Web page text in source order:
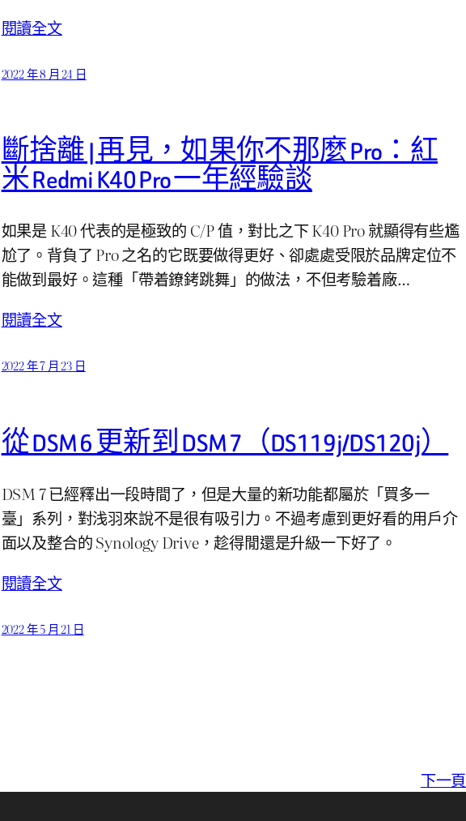
閱讀全文
2022 年 8 月 24 日
斷捨離 | 再見，如果你不那麼 Pro：紅
米 Redmi K40 Pro 一年經驗談
如果是 K40 代表的是極致的 C/P 值，對比之下 K40 Pro 就顯得有些尷
尬了。背負了 Pro 之名的它既要做得更好、卻處處受限於品牌定位不
能做到最好。這種「帶着鐐銬跳舞」的做法，不但考驗着廠…
閱讀全文
2022 年 7 月 23 日
從 DSM 6 更新到 DSM 7（DS119j/DS120j）
DSM 7 已經釋出一段時間了，但是大量的新功能都屬於「買多一
臺」系列，對浅羽來說不是很有吸引力。不過考慮到更好看的用戶介
面以及整合的 Synology Drive，趁得閒還是升級一下好了。
閱讀全文
2022 年 5 月 21 日
下一頁